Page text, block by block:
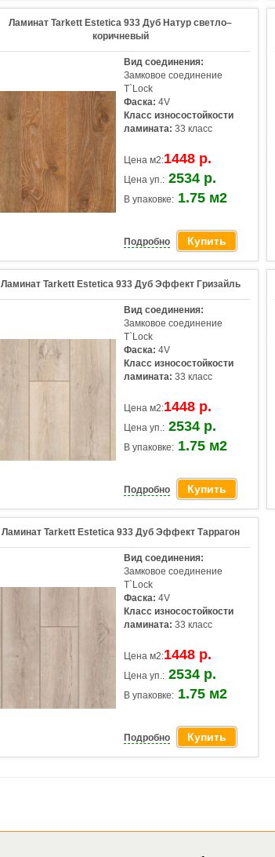
Ламинат Tarkett Estetica 933 Дуб Натур светло–
коричневый
Вид соединения:
Замковое соединение
T`Lock
Фаска: 4V
Класс износостойкости
ламината: 33 класс
Цена м2:1448 р.
Цена уп.: 2534 р.
В упаковке: 1.75 м2
Подробно Купить
Ламинат Tarkett Estetica 933 Дуб Эффект Гризайль
Вид соединения:
Замковое соединение
T`Lock
Фаска: 4V
Класс износостойкости
ламината: 33 класс
Цена м2:1448 р.
Цена уп.: 2534 р.
В упаковке: 1.75 м2
Подробно Купить
Ламинат Tarkett Estetica 933 Дуб Эффект Таррагон
Вид соединения:
Замковое соединение
T`Lock
Фаска: 4V
Класс износостойкости
ламината: 33 класс
Цена м2:1448 р.
Цена уп.: 2534 р.
В упаковке: 1.75 м2
Подробно Купить